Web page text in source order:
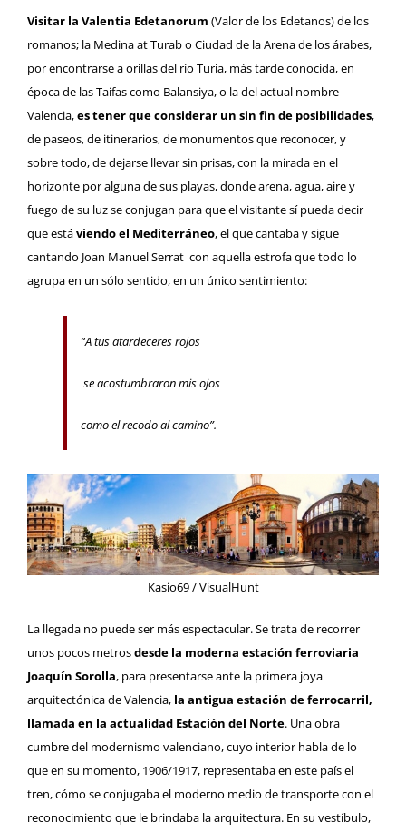
Visitar la Valentia Edetanorum (Valor de los Edetanos) de los
romanos; la Medina at Turab o Ciudad de la Arena de los árabes,
por encontrarse a orillas del río Turia, más tarde conocida, en
época de las Taifas como Balansiya, o la del actual nombre
Valencia,es tener que considerar un sin fin de posibilidades,
de paseos, de itinerarios, de monumentos que reconocer, y
sobre todo, de dejarse llevar sin prisas, con la mirada en el
horizonte por alguna de sus playas, donde arena, agua, aire y
fuego de su luz se conjugan para que el visitante sí pueda decir
que estáviendo el Mediterráneo, el que cantaba ysigue
cantando Joan Manuel Serrat con aquella estrofa que todo lo
agrupa en un sólo sentido, en un único sentimiento:
“A tus atardeceres rojos
se acostumbraron mis ojos
como el recodo al camino”.
Kasio69 / VisualHunt
La llegada no puede ser más espectacular. Se trata de recorrer
unos pocos metrosdesde la moderna estación ferroviaria
Joaquín Sorolla, para presentarse ante la primera joya
arquitectónica de Valencia, la antigua estación de ferrocarril,
llamada en la actualidad Estación del Norte. Una obra
cumbre del modernismo valenciano, cuyo interior habla de lo
que en su momento, 1906/1917, representaba en este país el
tren, cómo se conjugaba el moderno medio de transporte con el
reconocimiento que le brindaba la arquitectura. En su vestíbulo,